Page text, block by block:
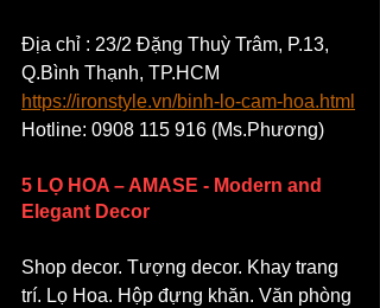
Địa chỉ : 23/2 Đặng Thuỳ Trâm, P.13,
Q.Bình Thạnh, TP.HCM
https://ironstyle.vn/binh-lo-cam-hoa.html
Hotline: 0908 115 916 (Ms.Phương)
5 LỌ HOA – AMASE - Modern and
Elegant Decor
Shop decor. Tượng decor. Khay trang
trí. Lọ Hoa. Hộp đựng khăn. Văn phòng